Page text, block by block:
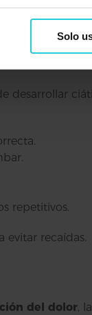
Solo
pueden
adaptado a
desarrollar
repetitivos.
evitar recaídas.
del dolor, la